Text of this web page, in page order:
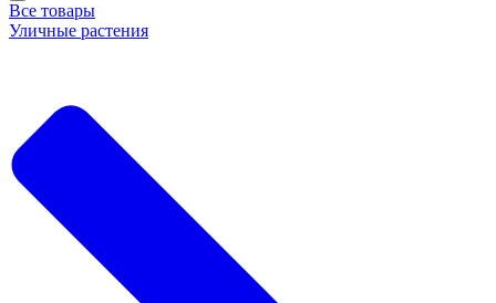
Все товары
Уличные растения